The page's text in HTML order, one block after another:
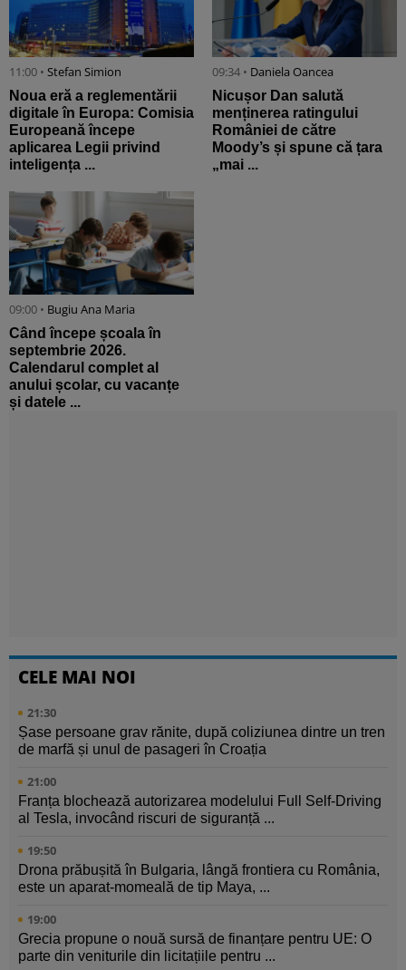
11:00 • Stefan Simion
Noua eră a reglementării
digitale în Europa: Comisia
Europeană începe
aplicarea Legii privind
inteligența ...
09:34 • Daniela Oancea
Nicușor Dan salută
menținerea ratingului
României de către
Moody’s și spune că țara
„mai ...
09:00 • Bugiu ⁠Ana Maria
Când începe școala în
septembrie 2026.
Calendarul complet al
anului școlar, cu vacanțe
și datele ...
CELE MAI NOI
21:30
Șase persoane grav rănite, după coliziunea dintre un tren
de marfă și unul de pasageri în Croația
21:00
Franța blochează autorizarea modelului Full Self-Driving
al Tesla, invocând riscuri de siguranță ...
19:50
Drona prăbușită în Bulgaria, lângă frontiera cu România,
este un aparat-momeală de tip Maya, ...
19:00
Grecia propune o nouă sursă de finanțare pentru UE: O
parte din veniturile din licitațiile pentru ...